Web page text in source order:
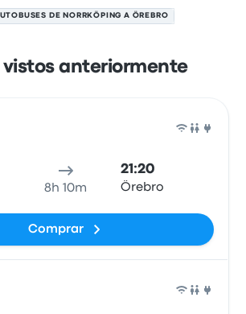
DE NORRKÖPING A ÖREBRO
vistos anteriormente
8h 10m
21:20
Örebro
Comprar